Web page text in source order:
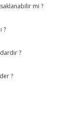
mi ?
?
?
?